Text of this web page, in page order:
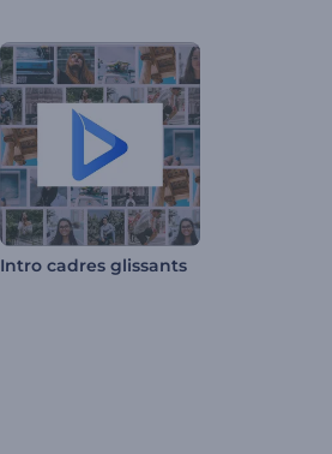
Intro cadres glissants